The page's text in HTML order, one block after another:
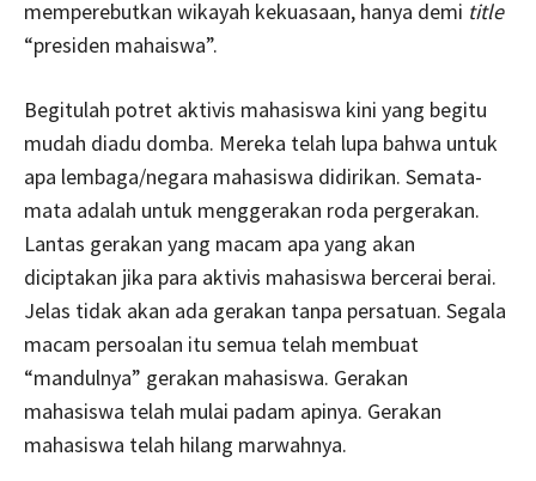
memperebutkan wikayah kekuasaan, hanya demi title
“presiden mahaiswa”.
Begitulah potret aktivis mahasiswa kini yang begitu
mudah diadu domba. Mereka telah lupa bahwa untuk
apa lembaga/negara mahasiswa didirikan. Semata-
mata adalah untuk menggerakan roda pergerakan.
Lantas gerakan yang macam apa yang akan
diciptakan jika para aktivis mahasiswa bercerai berai.
Jelas tidak akan ada gerakan tanpa persatuan. Segala
macam persoalan itu semua telah membuat
“mandulnya” gerakan mahasiswa. Gerakan
mahasiswa telah mulai padam apinya. Gerakan
mahasiswa telah hilang marwahnya.